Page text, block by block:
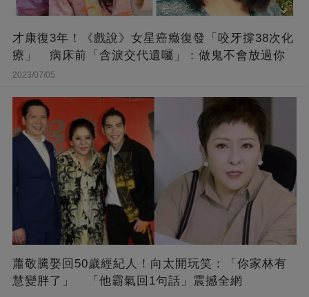
才康復3年！《戲說》女星癌癥復發「咬牙撐38次化
療」 病床前「含淚交代遺囑」：做鬼不會放過你
2023/07/05
蕭敬騰娶回50歲經紀人！向太開玩笑：「你家林有
慧變胖了」 「他霸氣回1句話」震撼全網